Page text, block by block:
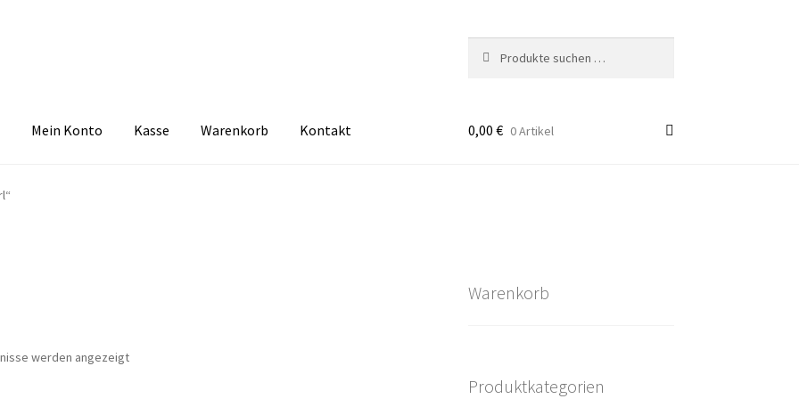
nach:
Mein Konto Kasse Warenkorb Kontakt 0,00 € 0 Artikel
werden angezeigtNach
Warenkorb
Produktkategorien